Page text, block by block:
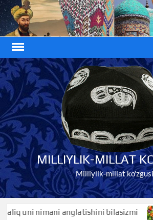
Skip
to
content
MILLIYLIK-MILLAT
Milliylik-millat ko'zgusi
uni nimani anglatishini bilasizmi